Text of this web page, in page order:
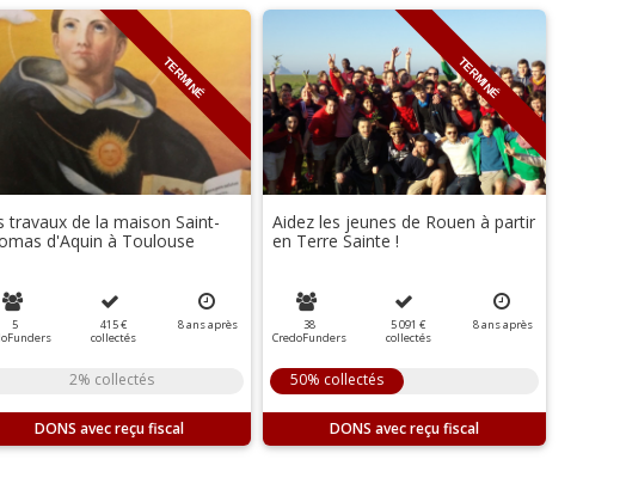
TERMINÉ
travaux de la maison Saint-
d'Aquin à Toulouse
5
415 €
collectés
8ansaprès
2% collectés
DONS
TERMINÉ
Aidez les jeunes de Rouen à partir
en Terre Sainte !
38
CredoFunders
5 091 €
collectés
8ansaprès
50% collectés
DONS